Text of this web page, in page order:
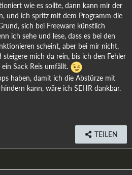
wie es sollte, dann kann mir der
und ich spritz mit dem Programm die
sich bei Freeware künstlich
ich sehe und lese, dass es bei den
scheint, aber bei mir nicht,
mich da rein, bis ich den Fehler
Sack Reis umfällt.
haben, damit ich die Abstürze mit
kann, wäre ich SEHR dankbar.
TEILEN